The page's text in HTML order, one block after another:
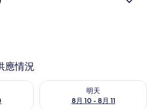
應情況
的供應情況
明天
8月 10 - 8月 11
查看明天 (8月 10 - 8月 11) 的